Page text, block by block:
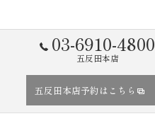
03-6910-4800
五反田本店
五反田本店予約はこちら